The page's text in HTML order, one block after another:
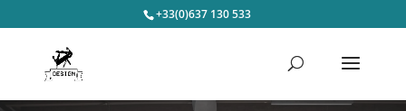
+33(0)637 130 533